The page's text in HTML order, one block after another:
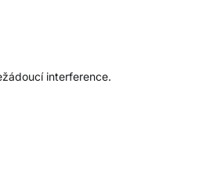
interference.